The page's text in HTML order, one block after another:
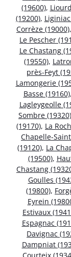
(19600),
(19200),
Corrèze (19000),
Le Pescher
Le Chastang
(19550),
près-Feyt
Lamongerie
Basse (19160),
Lagleygeolle
Sombre (19320)
(19170), La
Chapelle-
(19120), La
(19500),
Chastang
Goulles
(19800),
Eyrein
Estivaux
Espagnac
Davignac
Dampniat